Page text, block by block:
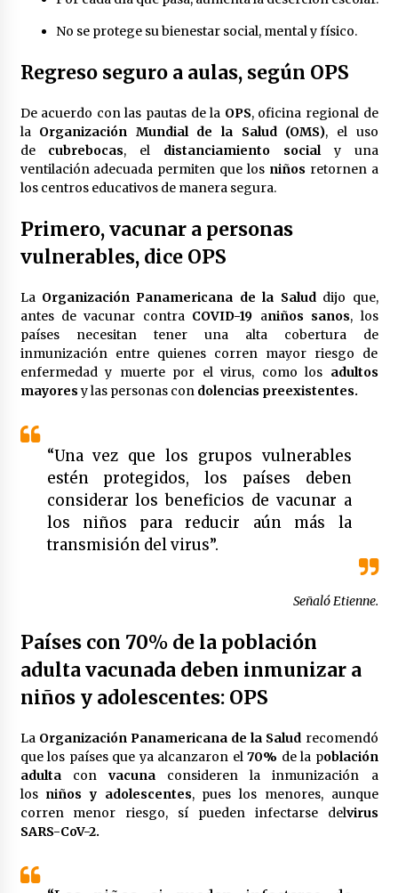
México libraría posible arancel de EE.UU. en
2 meses atrás
No se protege su bienestar social, mental y físico.
Regreso seguro a aulas, según OPS
De acuerdo con las pautas de la OPS, oficina regional de
la Organización Mundial de la Salud (OMS), el uso
de cubrebocas, el distanciamiento socialy una
ventilación adecuada permiten que losniños retornen a
los centros educativos de manera segura.
Primero, vacunar a personas
vulnerables, dice OPS
La Organización Panamericana de la Saluddijo que,
antes de vacunar contra COVID-19 aniños sanos, los
países necesitan tener una alta cobertura de
inmunización entre quienes corren mayor riesgo de
enfermedad y muerte por el virus, como los adultos
mayoresy las personas con dolencias preexistentes.
“Una vez que los grupos vulnerables
estén protegidos, los países deben
considerar los beneficios de vacunar a
los niños para reducir aún más la
transmisión del virus”.
Señaló Etienne.
Países con 70% de la población
adulta vacunada deben inmunizar a
niños y adolescentes: OPS
La Organización Panamericana de la Salud recomendó
que los países que ya alcanzaron el 70% de la población
adultaconvacuna consideren la inmunización a
losniños y adolescentes, pues los menores, aunque
corren menor riesgo, sí pueden infectarse delvirus
SARS-CoV-2.